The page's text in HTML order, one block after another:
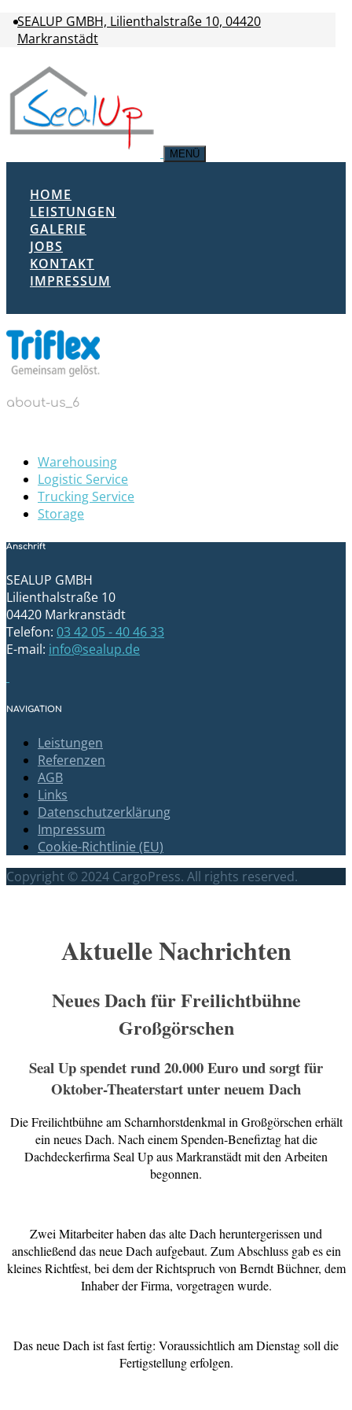
SEALUP GMBH, Lilienthalstraße 10, 04420
Markranstädt
MENÜ
HOME
LEISTUNGEN
GALERIE
JOBS
KONTAKT
IMPRESSUM
about-us_6
Warehousing
Logistic Service
Trucking Service
Storage
Anschrift
SEALUP GMBH
Lilienthalstraße 10
04420 Markranstädt
Telefon: 03 42 05 - 40 46 33
E-mail: info@sealup.de
NAVIGATION
Leistungen
Referenzen
AGB
Links
Datenschutzerklärung
Impressum
Cookie-Richtlinie (EU)
Copyright © 2024 CargoPress. All rights reserved.
Aktuelle Nachrichten
Neues Dach für Freilichtbühne
Großgörschen
Seal Up spendet rund 20.000 Euro und sorgt für
Oktober-Theaterstart unter neuem Dach
Die Freilichtbühne am Scharnhorstdenkmal in Großgörschen erhält
ein neues Dach. Nach einem Spenden-Benefiztag hat die
Dachdeckerfirma Seal Up aus Markranstädt mit den Arbeiten
begonnen.
Zwei Mitarbeiter haben das alte Dach heruntergerissen und
anschließend das neue Dach aufgebaut. Zum Abschluss gab es ein
kleines Richtfest, bei dem der Richtspruch von Berndt Büchner, dem
Inhaber der Firma, vorgetragen wurde.
Das neue Dach ist fast fertig: Voraussichtlich am Dienstag soll die
Fertigstellung erfolgen.